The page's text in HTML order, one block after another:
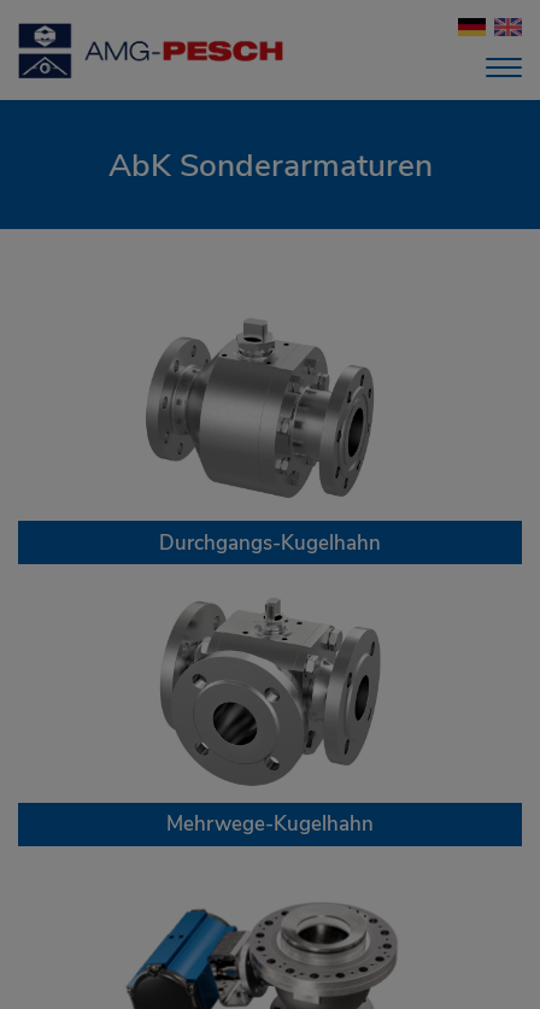
AbK Sonderarmaturen
Durchgangs-Kugelhahn
Mehrwege-Kugelhahn